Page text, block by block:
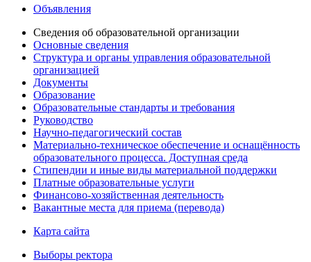
Объявления
Сведения об образовательной организации
Основные сведения
Структура и органы управления образовательной
организацией
Документы
Образование
Образовательные стандарты и требования
Руководство
Научно-педагогический состав
Материально-техническое обеспечение и оснащённость
образовательного процесса. Доступная среда
Стипендии и иные виды материальной поддержки
Платные образовательные услуги
Финансово-хозяйственная деятельность
Вакантные места для приема (перевода)
Карта сайта
Выборы ректора